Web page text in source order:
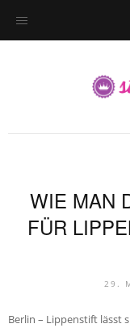
WIE MAN
FÜR
29.
Berlin – Lippenstift lässt